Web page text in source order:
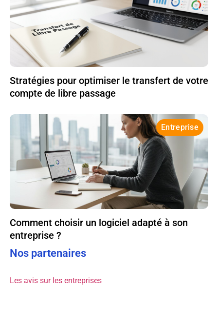
Stratégies pour optimiser le transfert de votre
compte de libre passage
Entreprise
Comment choisir un logiciel adapté à son
entreprise ?
Nos partenaires
Les avis sur les entreprises